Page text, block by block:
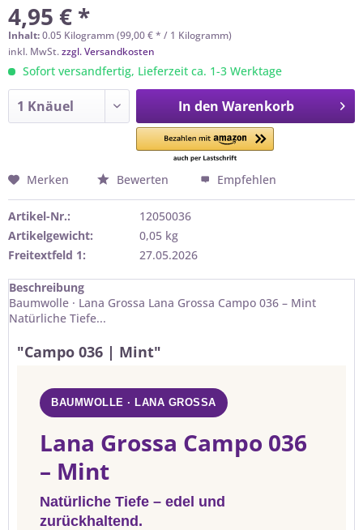
4,95 € *
Inhalt:0.05 Kilogramm (99,00 € * / 1 Kilogramm)
inkl. MwSt.zzgl. Versandkosten
Sofort versandfertig, Lieferzeit ca. 1-3 Werktage
In den Warenkorb
Merken Bewerten Empfehlen
Artikel-Nr.:
12050036
Artikelgewicht:
0,05 kg
Freitextfeld 1:
27.05.2026
Beschreibung
Baumwolle · Lana Grossa Lana Grossa Campo 036 – Mint
Natürliche Tiefe...
"Campo 036 | Mint"
BAUMWOLLE · LANA GROSSA
Lana Grossa Campo 036
– Mint
Natürliche Tiefe – edel und
zurückhaltend.